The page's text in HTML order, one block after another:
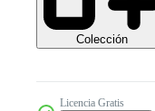
Colección
Licencia Gratis